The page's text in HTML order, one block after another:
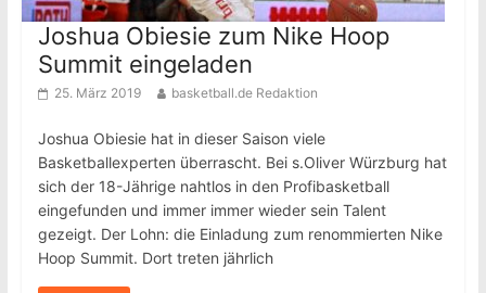
Joshua Obiesie zum Nike Hoop
Summit eingeladen
25. März 2019 basketball.de Redaktion
Joshua Obiesie hat in dieser Saison viele
Basketballexperten überrascht. Bei s.Oliver Würzburg hat
sich der 18-Jährige nahtlos in den Profibasketball
eingefunden und immer immer wieder sein Talent
gezeigt. Der Lohn: die Einladung zum renommierten Nike
Hoop Summit. Dort treten jährlich